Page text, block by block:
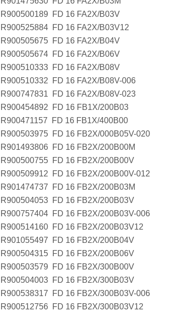
R900500189 FD 16 FA2X/B03V
R900525884 FD 16 FA2X/B03V12
R900505675 FD 16 FA2X/B04V
R900505674 FD 16 FA2X/B06V
R900510333 FD 16 FA2X/B08V
R900510332 FD 16 FA2X/B08V-006
R900747831 FD 16 FA2X/B08V-023
R900454892 FD 16 FB1X/200B03
R900471157 FD 16 FB1X/400B00
R900503975 FD 16 FB2X/000B05V-020
R901493806 FD 16 FB2X/200B00M
R900500755 FD 16 FB2X/200B00V
R900509912 FD 16 FB2X/200B00V-012
R901474737 FD 16 FB2X/200B03M
R900504053 FD 16 FB2X/200B03V
R900757404 FD 16 FB2X/200B03V-006
R900514160 FD 16 FB2X/200B03V12
R901055497 FD 16 FB2X/200B04V
R900504315 FD 16 FB2X/200B06V
R900503579 FD 16 FB2X/300B00V
R900504003 FD 16 FB2X/300B03V
R900538317 FD 16 FB2X/300B03V-006
R900512756 FD 16 FB2X/300B03V12